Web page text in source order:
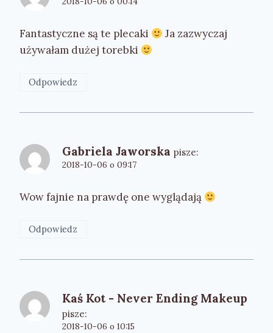
Fantastyczne są te plecaki
Ja zazwyczaj
używałam dużej torebki
Odpowiedz
Gabriela Jaworska pisze:
2018-10-06 o 09:17
Wow fajnie na prawdę one wyglądają
Odpowiedz
Kaś Kot - Never Ending Makeup
pisze:
2018-10-06 o 10:15